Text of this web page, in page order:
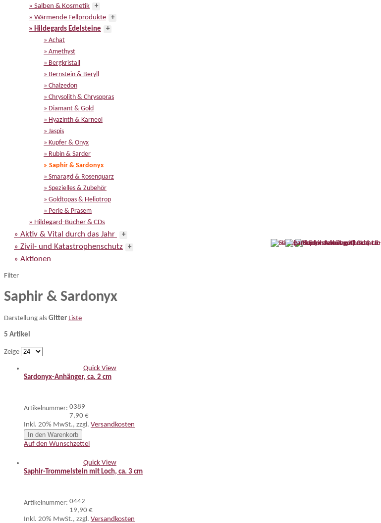
» Salben & Kosmetik
+
» Wärmende Fellprodukte
+
» Hildegards Edelsteine
+
» Achat
» Amethyst
» Bergkristall
» Bernstein & Beryll
» Chalzedon
» Chrysolith & Chrysopras
» Diamant & Gold
» Hyazinth & Karneol
» Jaspis
» Kupfer & Onyx
» Rubin & Sarder
» Saphir & Sardonyx
» Smaragd & Rosenquarz
» Spezielles & Zubehör
» Goldtopas & Heliotrop
» Perle & Prasem
» Hildegard-Bücher & CDs
» Aktiv & Vital durch das Jahr +
» Zivil- und Katastrophenschutz +
» Aktionen
Filter
Saphir & Sardonyx
Darstellung als Gitter Liste
5 Artikel
Zeige
Quick View
Sardonyx-Anhänger, ca. 2 cm
Artikelnummer: 0389
7,90 €
Inkl. 20% MwSt., zzgl. Versandkosten
In den Warenkorb
Auf den Wunschzettel
Quick View
Saphir-Trommelstein mit Loch, ca. 3 cm
Artikelnummer: 0442
19,90 €
Inkl. 20% MwSt., zzgl. Versandkosten